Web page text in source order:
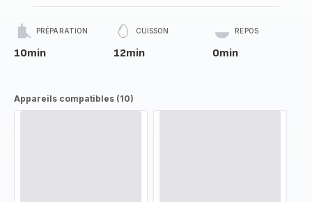
PRÉPARATION
10min
CUISSON
12min
REPOS
0min
Appareils compatibles (10)